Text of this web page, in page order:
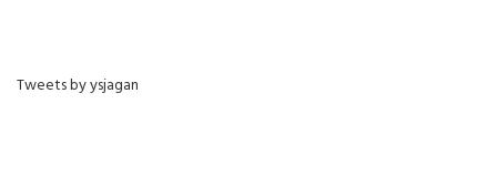
Tweets by ysjagan